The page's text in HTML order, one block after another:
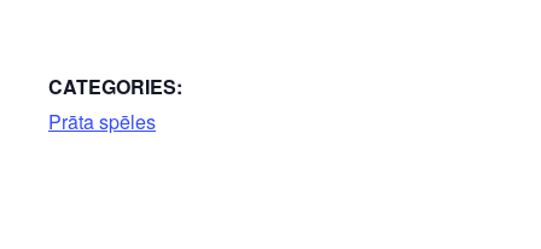
CATEGORIES:
Prāta spēles